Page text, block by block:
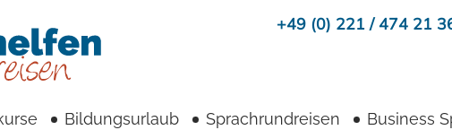
+49 (0) 221 / 474 21
Bildungsurlaub Sprachrundreisen Business